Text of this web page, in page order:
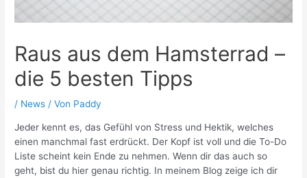
Raus aus dem Hamsterrad –
die 5 besten Tipps
/ News / Von Paddy
Jeder kennt es, das Gefühl von Stress und Hektik, welches
einen manchmal fast erdrückt. Der Kopf ist voll und die To-Do
Liste scheint kein Ende zu nehmen. Wenn dir das auch so
geht, bist du hier genau richtig. In meinem Blog zeige ich dir